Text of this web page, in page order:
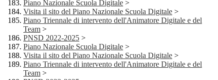
Piano Nazionale Scuola Digitale >
Visita il sito del Piano Nazionale Scuola Digitale >
Piano Triennale di intervento dell'Animatore Digitale e del
Team >
PNSD 2022-2025 >
Piano Nazionale Scuola Digitale >
Visita il sito del Piano Nazionale Scuola Digitale >
Piano Triennale di intervento dell'Animatore Digitale e del
Team >